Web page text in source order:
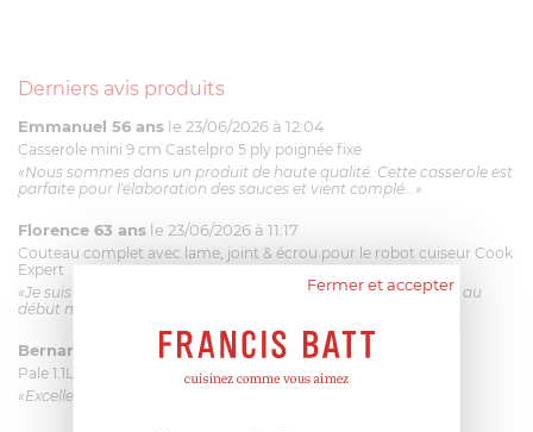
Derniers avis produits
Emmanuel 56 ans le 23/06/2026 à 12:04
Casserole mini 9 cm Castelpro 5 ply poignée fixe
«Nous sommes dans un produit de haute qualité. Cette casserole est
parfaite pour l'élaboration des sauces et vient complé...»
Florence 63 ans le 23/06/2026 à 11:17
Couteau complet avec lame, joint & écrou pour le robot cuiseur Cook
Expert
«Je suis satisfaite du couteau Magimix. L'écrou est un peu dur au
début mais ça le fait. La livraison a été très rapide. ...»
Bernard le 23/06/2026 à 09:43
Pale 1.1L pour Glacier Magimix 11031/121/123/124
«Excellent: produit et livraison»
Fermer et accepter